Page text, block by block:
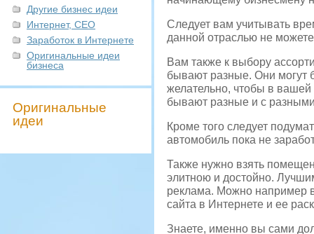
Другие бизнес идеи
Интернет, СЕО
Заработок в Интернете
Оригинальные идеи
бизнеса
Оригинальные
идеи
Следует вам учитывать
данной отраслью не
Вам также к выбору
бывают разные. Они
желательно, чтобы в
бывают разные и с
Кроме того следует
автомобиль пока не
Также нужно взять
элитною и достойно.
реклама. Можно например
сайта в Интернете и ее
Знаете, именно вы сами